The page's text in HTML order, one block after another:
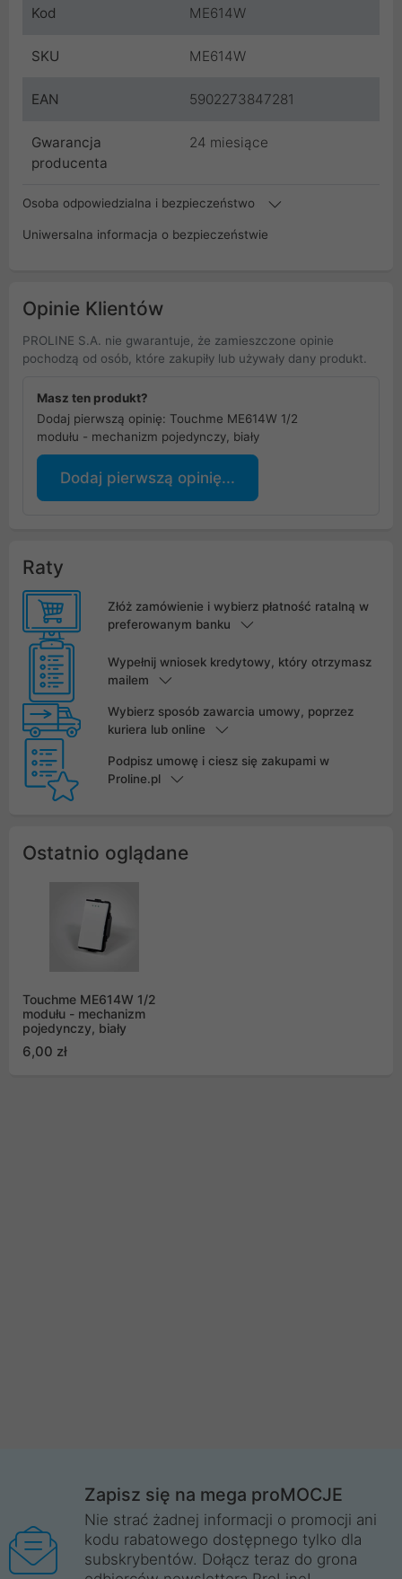
Kod ME614W
SKU ME614W
EAN 5902273847281
Gwarancja
producenta
24 miesiące
Osoba odpowiedzialna i bezpieczeństwo
Uniwersalna informacja o bezpieczeństwie
Opinie Klientów
PROLINE S.A. nie gwarantuje, że zamieszczone opinie
pochodzą od osób, które zakupiły lub używały dany produkt.
Masz ten produkt?
Dodaj pierwszą opinię: Touchme ME614W 1/2
modułu - mechanizm pojedynczy, biały
Dodaj pierwszą opinię...
Raty
Złóż zamówienie i wybierz płatność ratalną w
preferowanym banku
Wypełnij wniosek kredytowy, który otrzymasz
mailem
Wybierz sposób zawarcia umowy, poprzez
kuriera lub online
Podpisz umowę i ciesz się zakupami w
Proline.pl
Ostatnio oglądane
Touchme ME614W 1/2
modułu - mechanizm
pojedynczy, biały
6,00 zł
Zapisz się na mega proMOCJE
Nie strać żadnej informacji o promocji ani
kodu rabatowego dostępnego tylko dla
subskrybentów. Dołącz teraz do grona